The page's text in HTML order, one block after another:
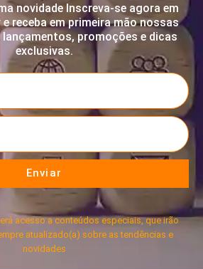
novidade Inscreva-se agora em
receba em primeira mão nossas
promoções e dicas
exclusivas.
Enviar
acesso a conteúdos especiais, que irão
atualizado(a) sobre as tendências e
novidades